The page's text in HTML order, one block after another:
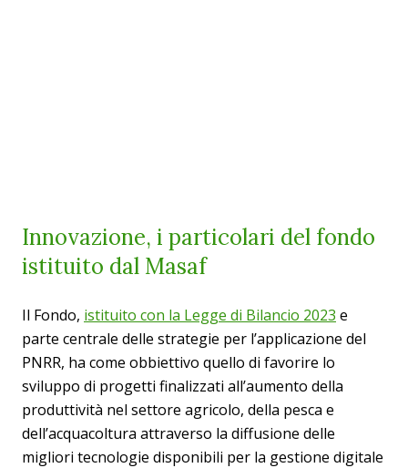
Innovazione, i particolari del fondo
istituito dal Masaf
Il Fondo, istituito con la Legge di Bilancio 2023 e
parte centrale delle strategie per l’applicazione del
PNRR, ha come obbiettivo quello di favorire lo
sviluppo di progetti finalizzati all’aumento della
produttività nel settore agricolo, della pesca e
dell’acquacoltura attraverso la diffusione delle
migliori tecnologie disponibili per la gestione digitale